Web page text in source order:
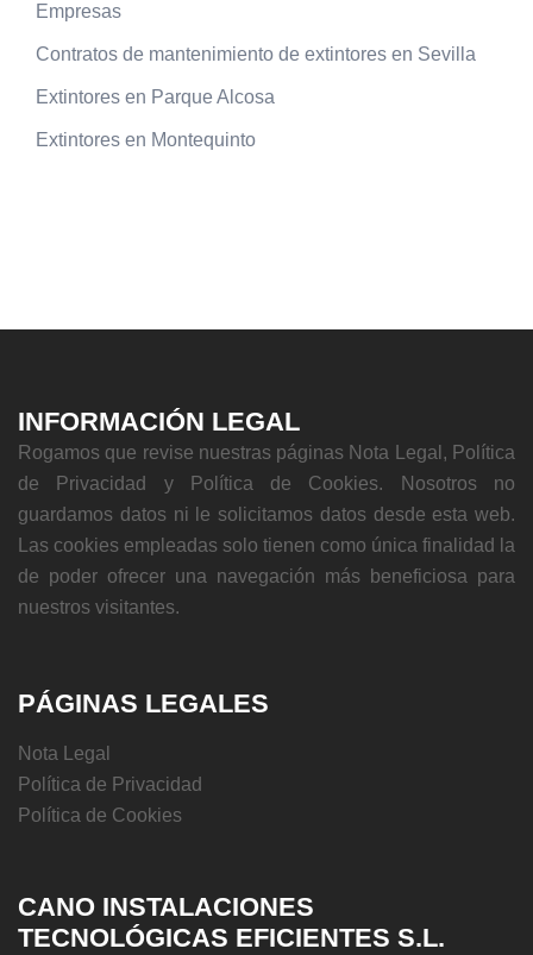
Empresas
Contratos de mantenimiento de extintores en Sevilla
Extintores en Parque Alcosa
Extintores en Montequinto
INFORMACIÓN LEGAL
Rogamos que revise nuestras páginas Nota Legal, Política
de Privacidad y Política de Cookies. Nosotros no
guardamos datos ni le solicitamos datos desde esta web.
Las cookies empleadas solo tienen como única finalidad la
de poder ofrecer una navegación más beneficiosa para
nuestros visitantes.
PÁGINAS LEGALES
Nota Legal
Política de Privacidad
Política de Cookies
CANO INSTALACIONES
TECNOLÓGICAS EFICIENTES S.L.